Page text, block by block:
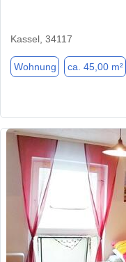
Kassel, 34117
Wohnung ca. 45,00 m²